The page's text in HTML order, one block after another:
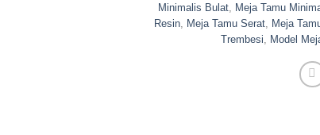
Minimalis Bulat, Meja Tamu
Resin Meja Tamu Serat Meja
Trembesi
Model